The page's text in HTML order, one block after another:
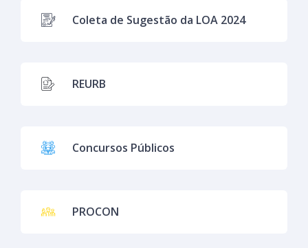
Coleta de Sugestão da LOA 2024
REURB
Concursos Públicos
PROCON